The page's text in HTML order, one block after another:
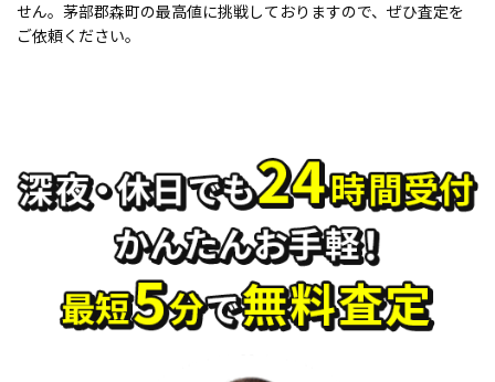
せん。茅部郡森町の最高値に挑戦しておりますので、ぜひ査定を
ご依頼ください。